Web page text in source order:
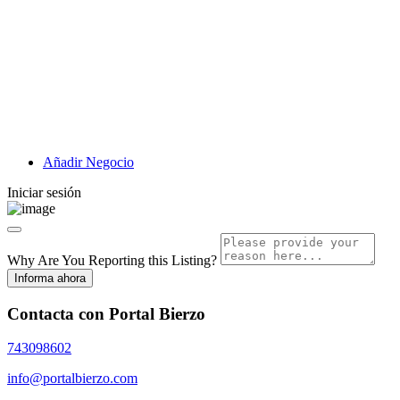
Añadir Negocio
Iniciar sesión
Why Are You Reporting this Listing?
Informa ahora
Contacta con Portal Bierzo
743098602
info@portalbierzo.com